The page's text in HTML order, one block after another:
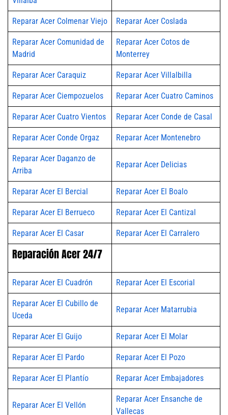
Reparar Acer Colmenar Viejo Reparar Acer Coslada
Reparar Acer Comunidad de
Madrid
Reparar Acer Cotos de
Monterrey
Reparar Acer Caraquiz Reparar Acer Villalbilla
Reparar Acer Ciempozuelos Reparar Acer Cuatro Caminos
Reparar Acer Cuatro Vientos Reparar Acer Conde de Casal
Reparar Acer Conde Orgaz Reparar Acer Montenebro
Reparar Acer Daganzo de
Arriba
Reparar Acer Delicias
Reparar Acer El Bercial Reparar Acer El Boalo
Reparar Acer El Berrueco Reparar Acer El Cantizal
Reparar Acer El Casar Reparar Acer El Carralero
Reparación Acer 24/7
Reparar Acer El Cuadrón Reparar Acer El Escorial
Reparar Acer El Cubillo de
Uceda
Reparar Acer Matarrubia
Reparar Acer El Guijo Reparar Acer El Molar
Reparar Acer El Pardo Reparar Acer El Pozo
Reparar Acer El Plantío Reparar Acer Embajadores
Reparar Acer El Vellón
Reparar Acer Ensanche de
Vallecas